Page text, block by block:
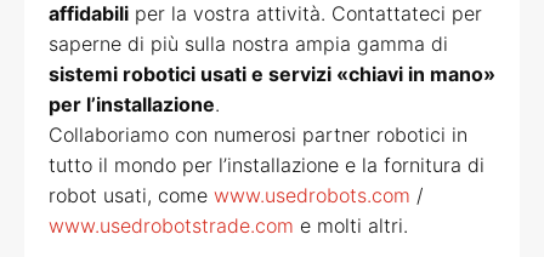
affidabili per la vostra attività. Contattateci per
saperne di più sulla nostra ampia gamma di
sistemi robotici usati e servizi «chiavi in mano»
per l’installazione.
Collaboriamo con numerosi partner robotici in
tutto il mondo per l’installazione e la fornitura di
robot usati, come www.usedrobots.com /
www.usedrobotstrade.com e molti altri.